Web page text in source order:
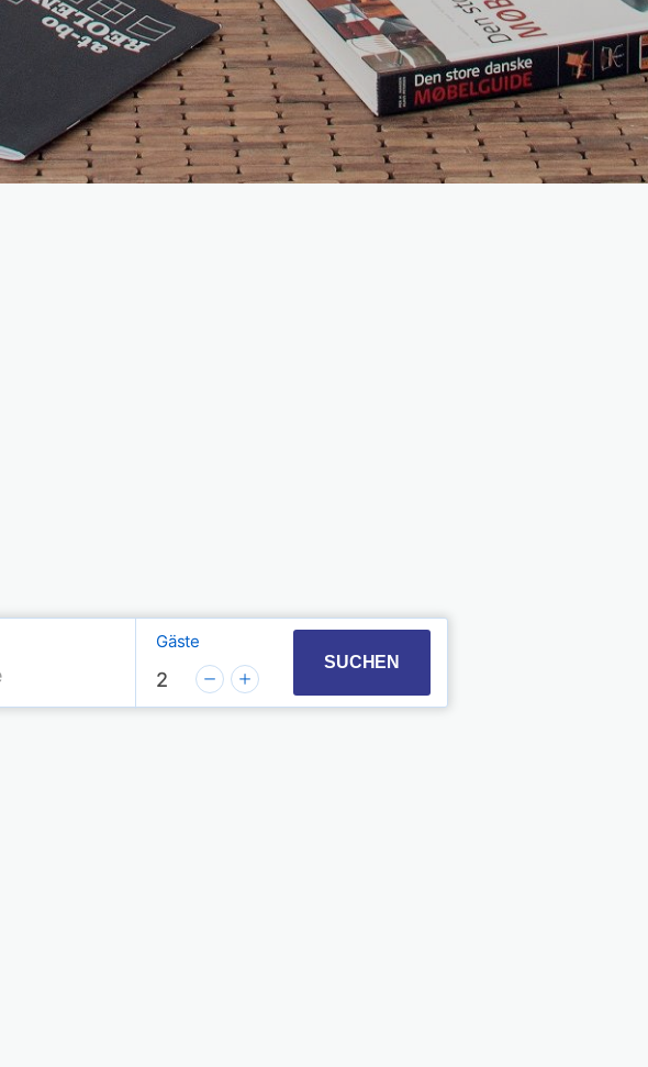
key to interact with the calendar and select a date. Press the
down arrow key to interact with the calendar and select a date.
Gäste
2
SUCHEN